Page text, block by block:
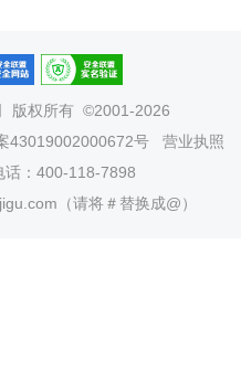
版权所有 ©2001-2026
43019002000672号
营业执照
话：400-118-7898
（请将＃替换成@）